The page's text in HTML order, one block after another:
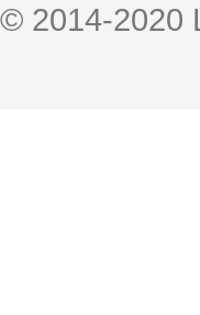
© 2014-2020